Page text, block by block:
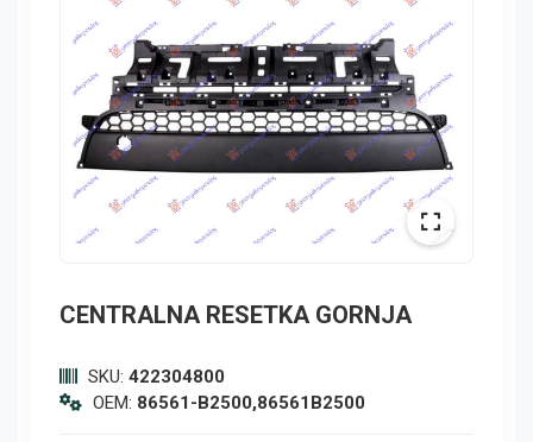
CENTRALNA RESETKA GORNJA
SKU: 422304800
OEM: 86561-B2500,86561B2500